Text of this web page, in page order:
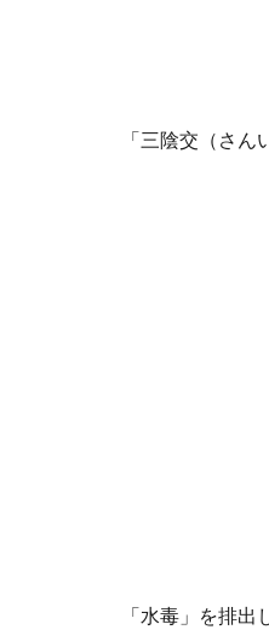
「三陰交（さん
「水毒」を排出